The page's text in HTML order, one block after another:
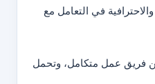
في التعامل مع
فريق عمل متكامل، وتحمل